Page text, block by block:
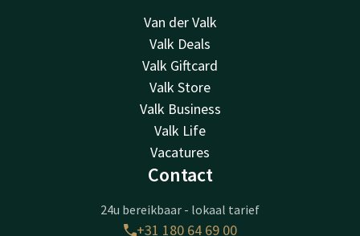
Van der Valk
Valk Deals
Valk Giftcard
Valk Store
Valk Business
Valk Life
Vacatures
Contact
24u bereikbaar - lokaal tarief
+31 180 64 69 00